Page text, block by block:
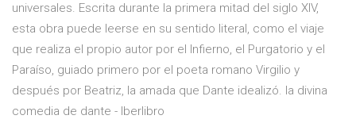
universales. Escrita durante la primera mitad del siglo XIV,
esta obra puede leerse en su sentido literal, como el viaje
que realiza el propio autor por el Infierno, el Purgatorio y el
Paraíso, guiado primero por el poeta romano Virgilio y
después por Beatriz, la amada que Dante idealizó. la divina
comedia de dante - Iberlibro